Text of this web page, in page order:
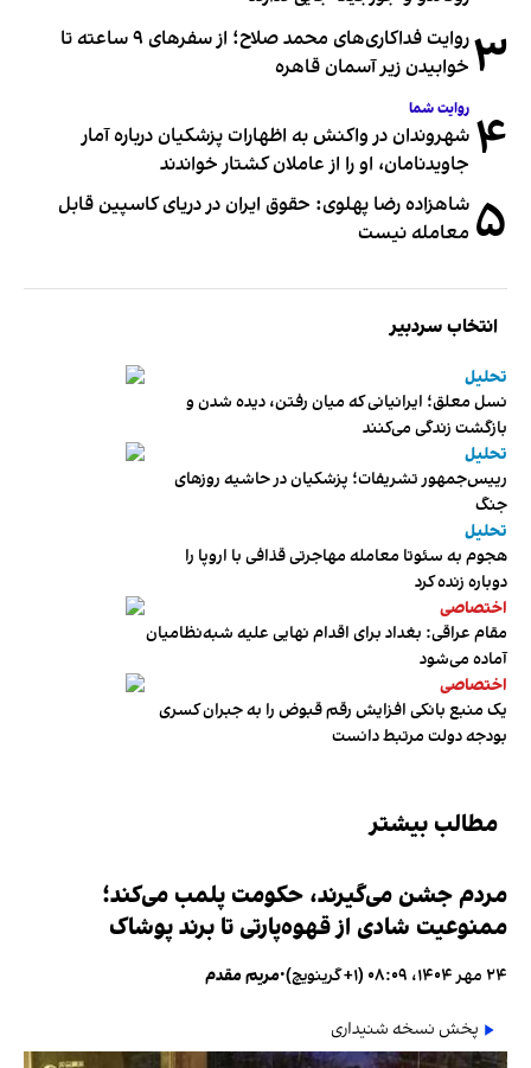
۳
روایت فداکاری‌های محمد صلاح؛ از سفرهای ۹ ساعته تا
خوابیدن زیر آسمان قاهره
۴ روایت شما
شهروندان در واکنش به اظهارات پزشکیان درباره آمار
جاویدنامان، او را از عاملان کشتار خواندند
۵ شاهزاده رضا پهلوی: حقوق ایران در دریای کاسپین قابل
معامله نیست
انتخاب سردبیر
تحلیل
نسل معلق؛ ایرانیانی که میان رفتن، دیده شدن و
بازگشت زندگی می‌کنند
تحلیل
رییس‌جمهور تشریفات؛ پزشکیان در حاشیه روزهای
جنگ
تحلیل
هجوم به سئوتا معامله مهاجرتی قذافی با اروپا را
دوباره زنده کرد
اختصاصی
مقام عراقی: بغداد برای اقدام نهایی علیه شبه‌نظامیان
آماده می‌شود
اختصاصی
یک منبع بانکی افزایش رقم قبوض را به جبران کسری
بودجه دولت مرتبط دانست
مطالب بیشتر
مردم جشن می‌گیرند، حکومت پلمب می‌کند؛
ممنوعیت شادی از قهوه‌پارتی تا برند پوشاک
۲۴ مهر ۱۴۰۴، ۰۸:۰۹ (‎+۱ گرینویچ) •مریم مقدم
پخش نسخه شنیداری